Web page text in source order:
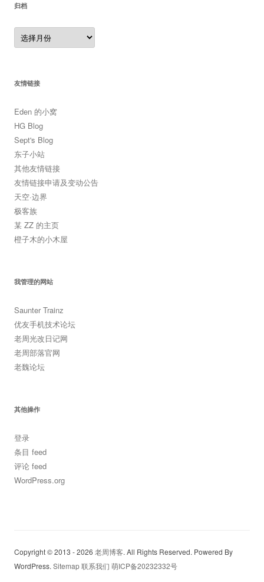
归档
归
档
友情链接
Eden 的小窝
HG Blog
Sept's Blog
东子小站
其他友情链接
友情链接申请及变动公告
天空·边界
极客族
某 ZZ 的主页
橙子木的小木屋
我管理的网站
Saunter Trainz
优友手机技术论坛
老周光改日记网
老周部落官网
老魏论坛
其他操作
登录
条目 feed
评论 feed
WordPress.org
Copyright © 2013 - 2026 老周博客. All Rights Reserved. Powered By
WordPress. Sitemap联系我们 萌ICP备20232332号